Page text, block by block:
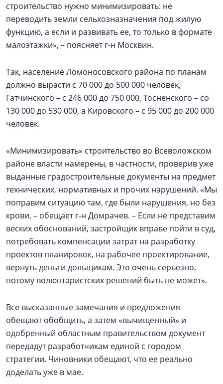
строительство нужно минимизировать: не
переводить земли сельхозназначения под жилую
функцию, а если и развивать ее, то только в формате
малоэтажки», – поясняет г-н Москвин.
Так, население Ломоносовского района по планам
должно вырасти с 70 000 до 500 000 человек,
Гатчинского – с 246 000 до 750 000, Тосненского – со
130 000 до 530 000, а Кировского – с 95 000 до 200 000
человек.
«Минимизировать» строительство во Всеволожском
районе власти намерены, в частности, проверив уже
выданные градостроительные документы на предмет
технических, нормативных и прочих нарушений. «Мы
поправим ситуацию там, где были нарушения, но без
крови, – обещает г-н Домрачев. – Если не представим
веских обоснований, застройщик вправе пойти в суд,
потребовать компенсации затрат на разработку
проектов планировок, на рабочее проектирование,
вернуть деньги дольщикам. Это очень серьезно,
потому волюнтаристских решений быть не может».
Все высказанные замечания и предложения
обещают обобщить, а затем «вычищенный» и
одобренный областным правительством документ
передадут разработчикам единой с городом
стратегии. Чиновники обещают, что ее реально
доделать уже в мае.